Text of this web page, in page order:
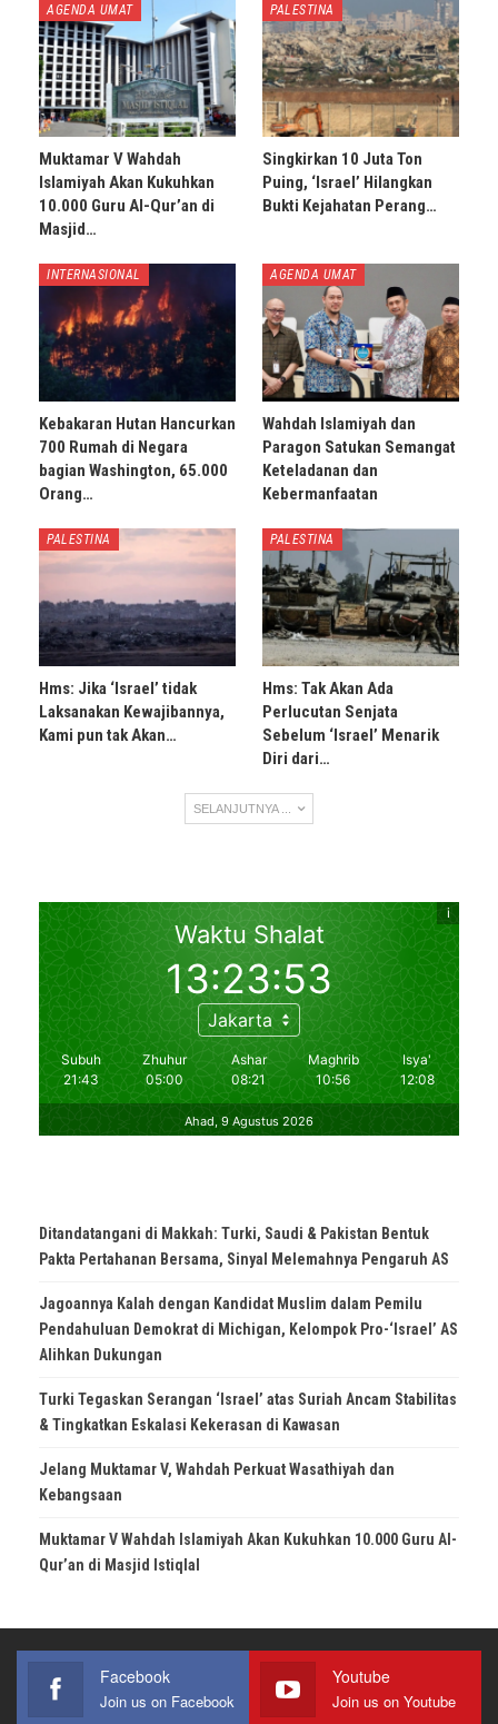
AGENDA UMAT
Muktamar V Wahdah
Islamiyah Akan Kukuhkan
10.000 Guru Al-Qur’an di
Masjid…
PALESTINA
Singkirkan 10 Juta Ton
Puing, ‘Israel’ Hilangkan
Bukti Kejahatan Perang…
INTERNASIONAL
Kebakaran Hutan Hancurkan
700 Rumah di Negara
bagian Washington, 65.000
Orang…
AGENDA UMAT
Wahdah Islamiyah dan
Paragon Satukan Semangat
Keteladanan dan
Kebermanfaatan
PALESTINA
Hms: Jika ‘Israel’ tidak
Laksanakan Kewajibannya,
Kami pun tak Akan…
PALESTINA
Hms: Tak Akan Ada
Perlucutan Senjata
Sebelum ‘Israel’ Menarik
Diri dari…
SELANJUTNYA ...
Ditandatangani di Makkah: Turki, Saudi & Pakistan Bentuk
Pakta Pertahanan Bersama, Sinyal Melemahnya Pengaruh AS
Jagoannya Kalah dengan Kandidat Muslim dalam Pemilu
Pendahuluan Demokrat di Michigan, Kelompok Pro-‘Israel’ AS
Alihkan Dukungan
Turki Tegaskan Serangan ‘Israel’ atas Suriah Ancam Stabilitas
& Tingkatkan Eskalasi Kekerasan di Kawasan
Jelang Muktamar V, Wahdah Perkuat Wasathiyah dan
Kebangsaan
Muktamar V Wahdah Islamiyah Akan Kukuhkan 10.000 Guru Al-
Qur’an di Masjid Istiqlal
Facebook
Join us on Facebook
Youtube
Join us on Youtube